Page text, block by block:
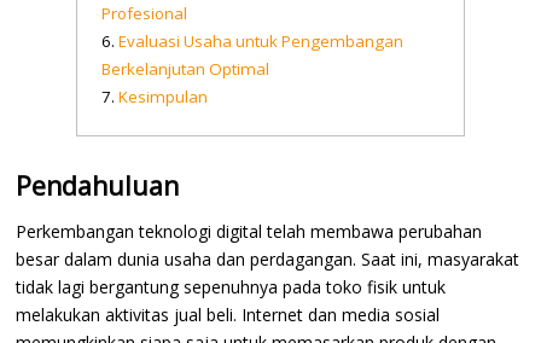
Profesional
Evaluasi Usaha untuk Pengembangan
Berkelanjutan Optimal
Kesimpulan
Pendahuluan
Perkembangan teknologi digital telah membawa perubahan
besar dalam dunia usaha dan perdagangan. Saat ini, masyarakat
tidak lagi bergantung sepenuhnya pada toko fisik untuk
melakukan aktivitas jual beli. Internet dan media sosial